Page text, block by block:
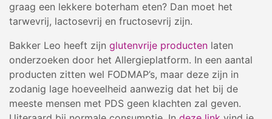
graag een lekkere boterham eten? Dan moet het
tarwevrij, lactosevrij en fructosevrij zijn.
Bakker Leo heeft zijn glutenvrije producten laten
onderzoeken door het Allergieplatform. In een aantal
producten zitten wel FODMAP’s, maar deze zijn in
zodanig lage hoeveelheid aanwezig dat het bij de
meeste mensen met PDS geen klachten zal geven.